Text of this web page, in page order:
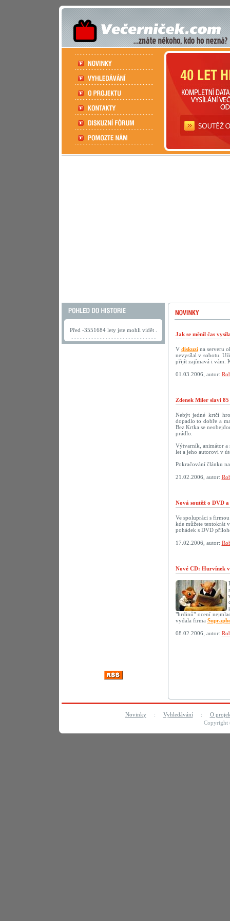
Před -3551684 lety jste mohli vidět .
Jak se měnil čas
V diskuzina serveru
nevysílal v sobotu.
přijít zajímavá i vám.
01.03.2006, autor:
Zdenek Miler slavi
Nebýt jedné krtčí
dopadlo to dobře a
Bez Krtka se
prádlo.
Výtvarník, animátor a
let a jeho autorovi v
Pokračování článku
21.02.2006, autor:
Nová soutěž o DVD
Ve spolupráci s
kde můžete tentokrát
pohádek s DVD
17.02.2006, autor:
Nové CD: Hurvínek v
"hrdinů" ocení
vydala firma
08.02.2006, autor:
Novinky: Vyhledávání: O
Copyright